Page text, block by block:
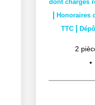
dont charges
Honoraires
TTC
2